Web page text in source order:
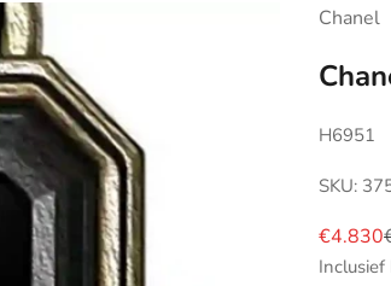
Chanel
H6951
SKU:
€4.830